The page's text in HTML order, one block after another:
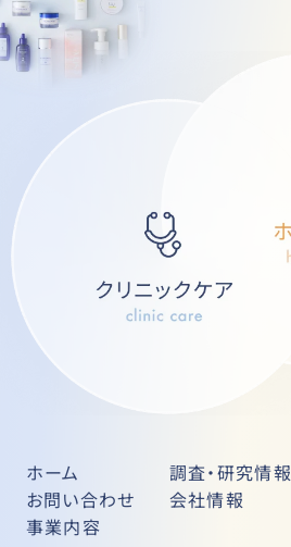
ホーム 調査・研究情報
お問い合わせ
会社情報
事業内容